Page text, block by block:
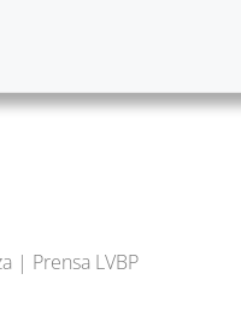
| Prensa LVBP